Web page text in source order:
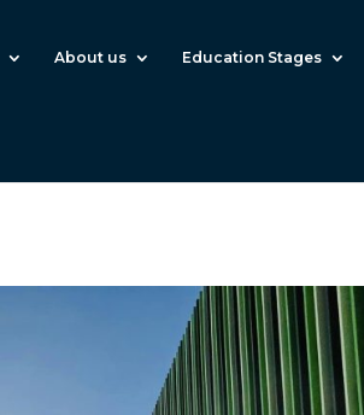
About us Education Stages